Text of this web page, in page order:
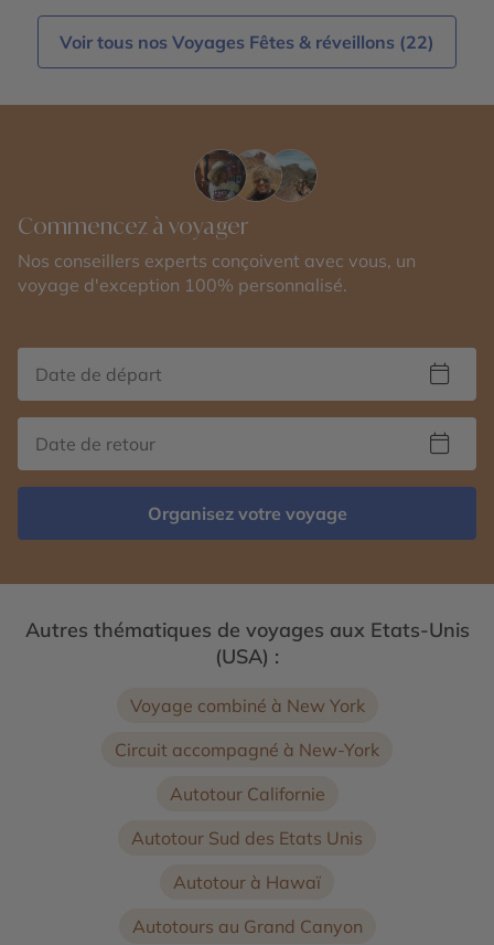
Voir tous nos Voyages Fêtes & réveillons (22)
Commencez à voyager
Nos conseillers experts conçoivent avec vous, un
voyage d'exception 100% personnalisé.
Organisez votre voyage
Autres thématiques de voyages aux Etats-Unis
(USA) :
Voyage combiné à New York
Circuit accompagné à New-York
Autotour Californie
Autotour Sud des Etats Unis
Autotour à Hawaï
Autotours au Grand Canyon